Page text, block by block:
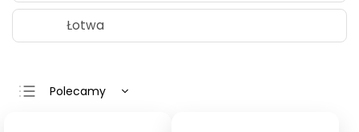
Łotwa
Polecamy